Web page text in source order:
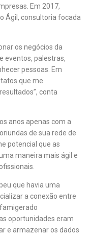
Em 2017,
Ágil, consultoria focada
os negócios da
eventos, palestras,
pessoas. Em
que me
conta
anos apenas com a
de sua rede de
potencial que as
maneira mais ágil e
que havia uma
a conexão entre
oportunidades eram
e armazenar os dados